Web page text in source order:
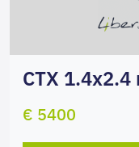
CTX
€ 5400